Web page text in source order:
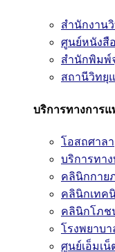
สำนักงาน
ศูนย์หนังสื
สำนักพิมพ์
สถานีวิทยุ
บริการทางการ
โอสถศาลา
บริการทา
คลินิกกาย
คลินิกเทค
คลินิกโภช
โรงพยาบา
ศูนย์เอ็มเน็